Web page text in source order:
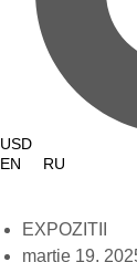
USD
EN
RU
EXPOZITII
martie 19,